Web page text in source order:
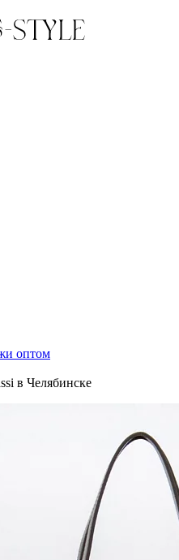
оптом
в Челябинске